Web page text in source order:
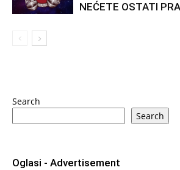
NEĆETE OSTATI
Search
Search
Oglasi - Advertisement